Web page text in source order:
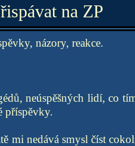
na ZP
názory, reakce.
neúspěšných lidí, co
příspěvky.
mi nedává smysl číst